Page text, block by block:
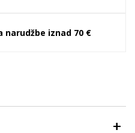
narudžbe iznad 70 €